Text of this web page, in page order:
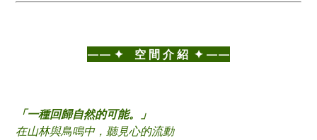
——⁣ ✦ 空 間 介 紹 ✦ ——⁣
「一種回歸自然的可能。」
在山林與鳥鳴中，聽見心的流動